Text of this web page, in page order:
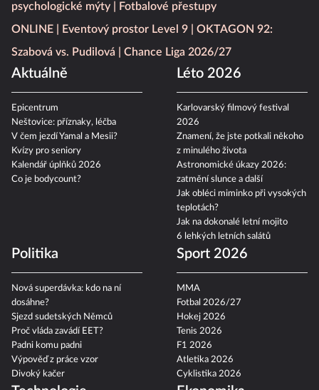
psychologické mýty
Fotbalové přestupy
ONLINE
Eventový prostor Level 9
OKTAGON 92:
Szabová vs. Pudilová
Chance Liga 2026/27
Aktuálně
Epicentrum
Neštovice: příznaky, léčba
V čem jezdí Yamal a Mesii?
Kvízy pro seniory
Kalendář úplňků 2026
Co je bodycount?
Léto 2026
Karlovarský filmový festival
2026
Znamení, že jste potkali někoho
z minulého života
Astronomické úkazy 2026:
zatmění slunce a další
Jak obléci miminko při vysokých
teplotách?
Jak na dokonalé letní mojito
6 lehkých letních salátů
Politika
Nová superdávka: kdo na ní
dosáhne?
Sjezd sudetských Němců
Proč vláda zavádí EET?
Padni komu padni
Výpověď z práce vzor
Divoký kačer
Sport 2026
MMA
Fotbal 2026/27
Hokej 2026
Tenis 2026
F1 2026
Atletika 2026
Cyklistika 2026